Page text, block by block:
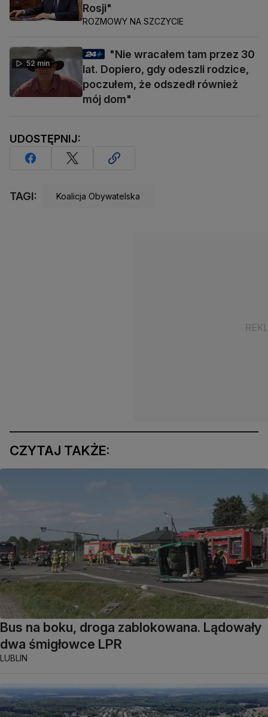
Rosji"
ROZMOWY NA SZCZYCIE
52 min
"Nie wracałem tam przez 30
lat. Dopiero, gdy odeszli rodzice,
poczułem, że odszedł również
mój dom"
UDOSTĘPNIJ:
TAGI: Koalicja Obywatelska
CZYTAJ TAKŻE:
Bus na boku, droga zablokowana. Lądowały
dwa śmigłowce LPR
LUBLIN